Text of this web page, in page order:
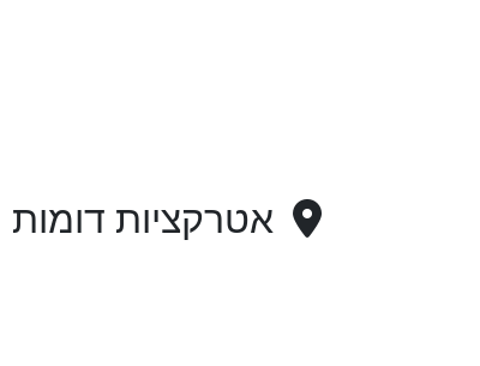
אטרקציות דומות